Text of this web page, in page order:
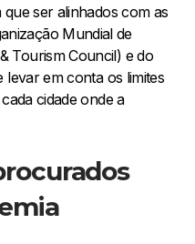
ser alinhados com as
Mundial de
Tourism Council) e do
levar em conta os limites
cidade onde a